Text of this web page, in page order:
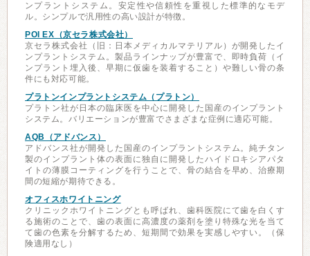
ンプラントシステム。安定性や信頼性を重視した標準的なモデ
ル。シンプルで汎用性の高い設計が特徴。
POI EX（京セラ株式会社）
京セラ株式会社（旧：日本メディカルマテリアル）が開発したイ
ンプラントシステム。製品ラインナップが豊富で、即時負荷（イ
ンプラント埋入後、早期に仮歯を装着すること）や難しい骨の条
件にも対応可能。
プラトンインプラントシステム（プラトン）
プラトン社が日本の臨床医を中心に開発した国産のインプラント
システム。バリエーションが豊富でさまざまな症例に適応可能。
AQB（アドバンス）
アドバンス社が開発した国産のインプラントシステム。純チタン
製のインプラント体の表面に独自に開発したハイドロキシアパタ
イトの薄膜コーティングを行うことで、骨の結合を早め、治療期
間の短縮が期待できる。
オフィスホワイトニング
クリニックホワイトニングとも呼ばれ、歯科医院にて歯を白くす
る施術のことで、歯の表面に高濃度の薬剤を塗り特殊な光を当て
て歯の色素を分解するため、短期間で効果を実感しやすい。（保
険適用なし）